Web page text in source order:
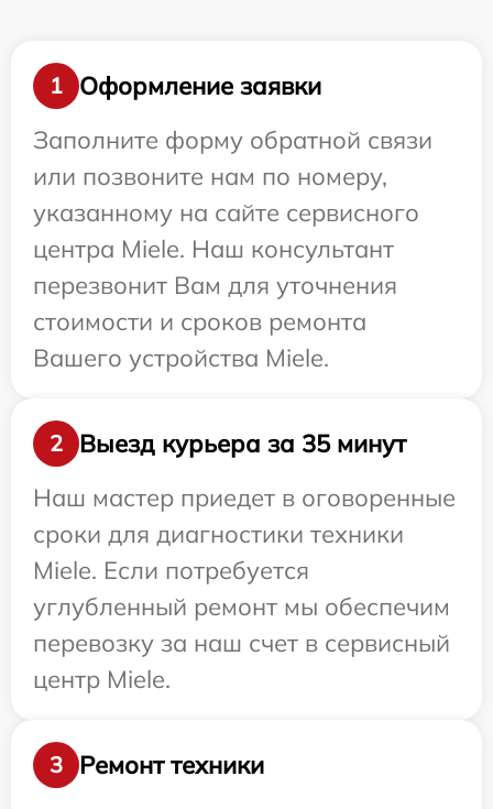
1
Оформление заявки
Заполните форму обратной связи
или позвоните нам по номеру,
указанному на сайте сервисного
центра Miele. Наш консультант
перезвонит Вам для уточнения
стоимости и сроков ремонта
Вашего устройства Miele.
2
Выезд курьера за 35 минут
Наш мастер приедет в оговоренные
сроки для диагностики техники
Miele. Если потребуется
углубленный ремонт мы обеспечим
перевозку за наш счет в сервисный
центр Miele.
3
Ремонт техники